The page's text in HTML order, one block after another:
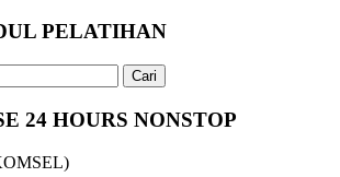
PELATIHAN
24 HOURS NONSTOP